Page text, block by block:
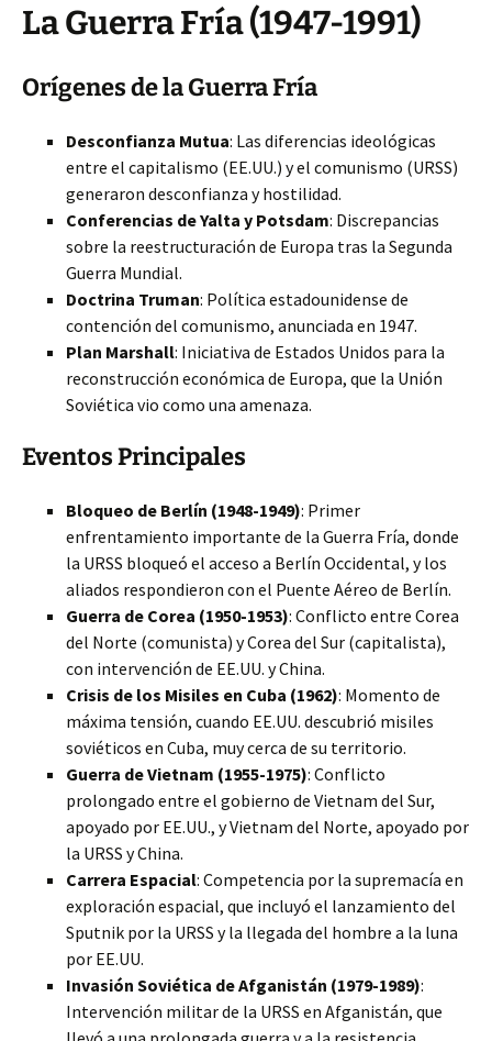
La Guerra Fría (1947-1991)
Orígenes de la Guerra Fría
Desconfianza Mutua: Las diferencias ideológicas
entre el capitalismo (EE.UU.) y el comunismo (URSS)
generaron desconfianza y hostilidad.
Conferencias de Yalta y Potsdam: Discrepancias
sobre la reestructuración de Europa tras la Segunda
Guerra Mundial.
Doctrina Truman: Política estadounidense de
contención del comunismo, anunciada en 1947.
Plan Marshall: Iniciativa de Estados Unidos para la
reconstrucción económica de Europa, que la Unión
Soviética vio como una amenaza.
Eventos Principales
Bloqueo de Berlín (1948-1949): Primer
enfrentamiento importante de la Guerra Fría, donde
la URSS bloqueó el acceso a Berlín Occidental, y los
aliados respondieron con el Puente Aéreo de Berlín.
Guerra de Corea (1950-1953): Conflicto entre Corea
del Norte (comunista) y Corea del Sur (capitalista),
con intervención de EE.UU. y China.
Crisis de los Misiles en Cuba (1962): Momento de
máxima tensión, cuando EE.UU. descubrió misiles
soviéticos en Cuba, muy cerca de su territorio.
Guerra de Vietnam (1955-1975): Conflicto
prolongado entre el gobierno de Vietnam del Sur,
apoyado por EE.UU., y Vietnam del Norte, apoyado por
la URSS y China.
Carrera Espacial: Competencia por la supremacía en
exploración espacial, que incluyó el lanzamiento del
Sputnik por la URSS y la llegada del hombre a la luna
por EE.UU.
Invasión Soviética de Afganistán (1979-1989):
Intervención militar de la URSS en Afganistán, que